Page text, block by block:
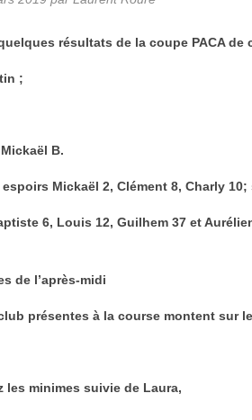
résultats de la coupe PACA de
;
B.
Mickaël 2, Clément 8, Charly
6, Louis 12, Guilhem 37 et
de l’après-midi
présentes à la course montent sur
les minimes suivie de Laura,